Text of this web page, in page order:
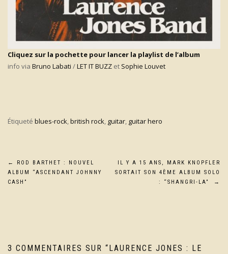
Cliquez sur la pochette pour lancer la playlist de l’album
info via Bruno Labati /LET IT BUZZ et Sophie Louvet
Étiqueté blues-rock,british rock, guitar, guitar hero
Navigation
de
←
ROD BARTHET : NOUVEL
ALBUM “ASCENDANT JOHNNY
CASH”
IL Y A 15 ANS, MARK KNOPFLER
SORTAIT SON 4ÈME ALBUM SOLO
: “SHANGRI-LA”
→
3 COMMENTAIRES SUR “LAURENCE JONES : LE